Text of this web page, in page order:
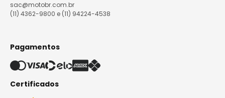
sac@motobr.com.br
(11) 4362-9800 e (11) 94224-4538
Pagamentos
Certificados